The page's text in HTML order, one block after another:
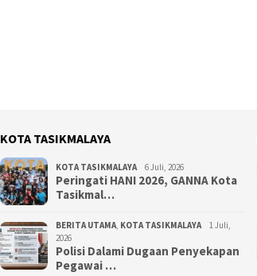
KOTA TASIKMALAYA
KOTA TASIKMALAYA 6 Juli, 2026
Peringati HANI 2026, GANNA Kota
Tasikmal…
BERITA UTAMA, KOTA TASIKMALAYA
1 Juli,
2026
Polisi Dalami Dugaan Penyekapan
Pegawai …